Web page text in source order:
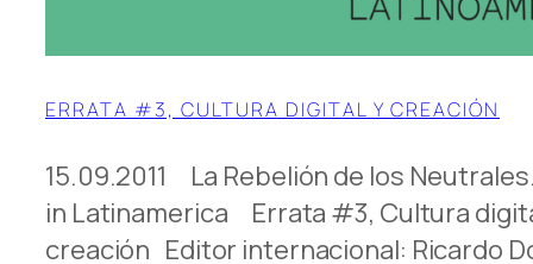
ERRATA #3, CULTURA DIGITAL Y CREACIÓN
15.09.2011 La Rebelión de los
in Latinamerica Errata #3, Cultura
creación Editor internacional: Ricardo